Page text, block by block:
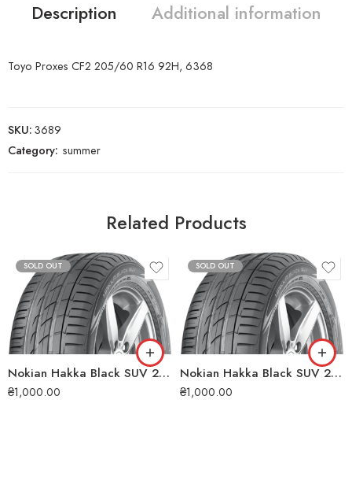
Description Additional information
Toyo Proxes CF2 205/60 R16 92H, 6368
SKU:3689
Category: summer
Related Products
SOLD OUT
Nokian Hakka Black SUV 275/45 ZR20 110Y XL літня шина
₴1,000.00
SOLD OUT
Nokian Hakka Black SUV 255/60 R18 112V XL літня шина
₴1,000.00